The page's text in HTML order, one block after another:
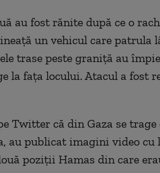
au fost rănite după ce o
un vehicul care patrula
trase peste graniță au
la fața locului. Atacul a fost
Twitter că din Gaza se trage
au publicat imagini video
poziții Hamas din care